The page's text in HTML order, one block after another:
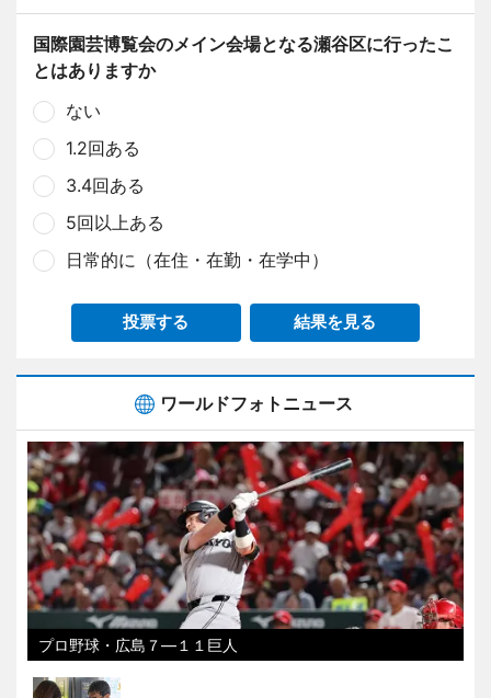
国際園芸博覧会のメイン会場となる瀬谷区に行ったこ
とはありますか
ない
1.2回ある
3.4回ある
5回以上ある
日常的に（在住・在勤・在学中）
投票する 結果を見る
ワールドフォトニュース
プロ野球・広島７―１１巨人